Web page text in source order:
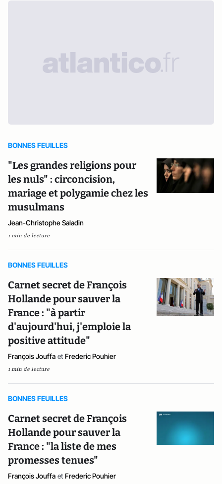
BONNES FEUILLES
"Les grandes religions pour
les nuls" : circoncision,
mariage et polygamie chez les
musulmans
Jean-Christophe Saladin
1 min de lecture
BONNES FEUILLES
Carnet secret de François
Hollande pour sauver la
France : "à partir
d'aujourd'hui, j'emploie la
positive attitude"
François Jouffa et Frederic Pouhier
1 min de lecture
BONNES FEUILLES
Carnet secret de François
Hollande pour sauver la
France : "la liste de mes
promesses tenues"
François Jouffa et Frederic Pouhier